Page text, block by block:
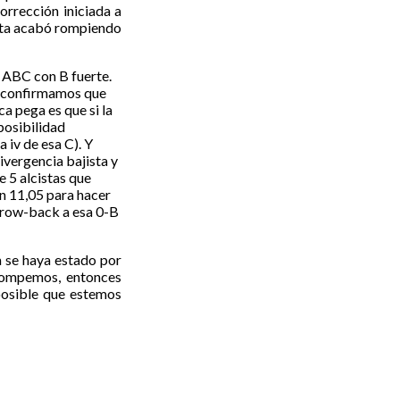
iniciada a
acabó rompiendo
con B fuerte.
que
pega es que si la
iv de esa C). Y
bajista y
5 alcistas que
11,05 para hacer
back a esa 0-B
se haya estado por
entonces
que estemos